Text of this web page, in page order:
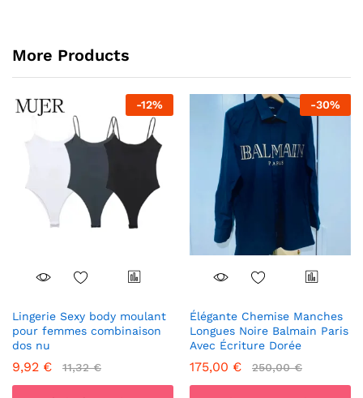
More Products
-12%
Lingerie Sexy body moulant
pour femmes combinaison
dos nu
9,92 € 11,32€
-30%
Élégante Chemise Manches
Longues Noire Balmain Paris
Avec Écriture Dorée
175,00 € 250,00€